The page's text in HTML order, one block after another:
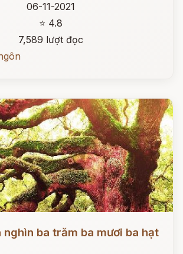
06-11-2021
⭐ 4.8
7,589 lượt đọc
nghìn ba trăm ba mươi ba hạt